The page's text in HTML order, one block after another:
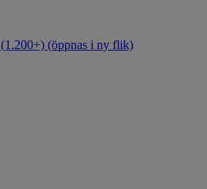
(1.200+) (öppnas i ny flik)